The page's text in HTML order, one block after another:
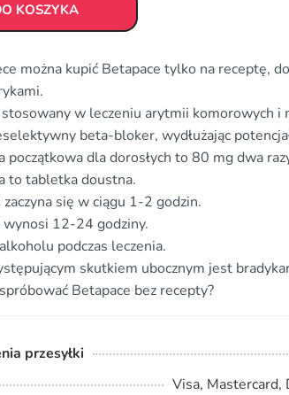
KOSZYKA
można kupić Betapace tylko na receptę,
w leczeniu arytmii komorowych i
beta-bloker, wydłużając
początkowa dla dorosłych to 80 mg dwa
to tabletka doustna.
zaczyna się w ciągu 1-2 godzin.
wynosi 12-24 godziny.
podczas leczenia.
skutkiem ubocznym jest
Betapace bez recepty?
przesyłki
Visa, Mastercard,